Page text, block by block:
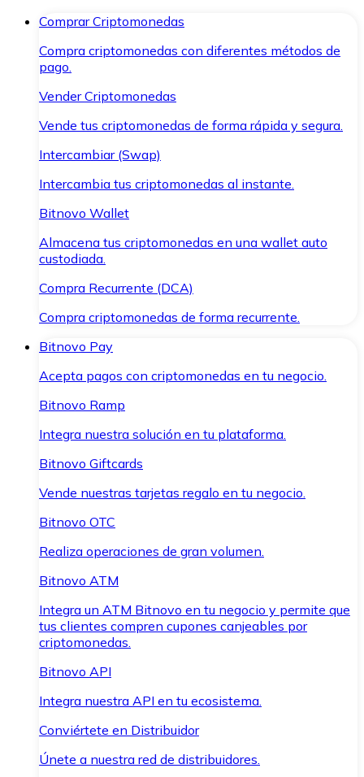
Comprar Criptomonedas
Compra criptomonedas con diferentes métodos de
pago.
Vender Criptomonedas
Vende tus criptomonedas de forma rápida y segura.
Intercambiar (Swap)
Intercambia tus criptomonedas al instante.
Bitnovo Wallet
Almacena tus criptomonedas en una wallet auto
custodiada.
Compra Recurrente (DCA)
Compra criptomonedas de forma recurrente.
Bitnovo Pay
Acepta pagos con criptomonedas en tu negocio.
Bitnovo Ramp
Integra nuestra solución en tu plataforma.
Bitnovo Giftcards
Vende nuestras tarjetas regalo en tu negocio.
Bitnovo OTC
Realiza operaciones de gran volumen.
Bitnovo ATM
Integra un ATM Bitnovo en tu negocio y permite que
tus clientes compren cupones canjeables por
criptomonedas.
Bitnovo API
Integra nuestra API en tu ecosistema.
Conviértete en Distribuidor
Únete a nuestra red de distribuidores.